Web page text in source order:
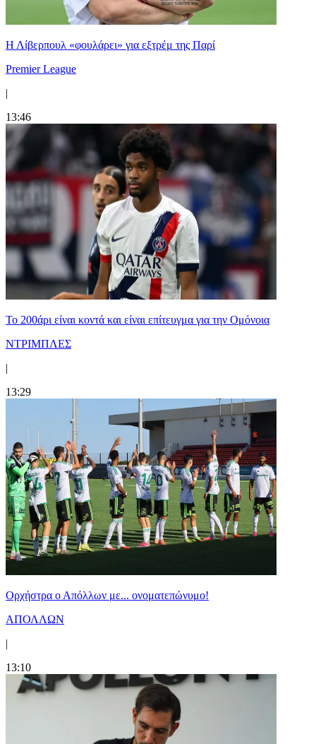
Η Λίβερπουλ «φουλάρει» για εξτρέμ της Παρί
Premier League
|
13:46
Το 200άρι είναι κοντά και είναι επίτευγμα για την Ομόνοια
ΝΤΡΙΜΠΛΕΣ
|
13:29
Ορχήστρα o Aπόλλων με... ονοματεπώνυμο!
ΑΠΟΛΛΩΝ
|
13:10